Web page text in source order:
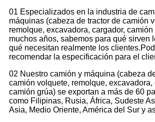
01 Especializados en la industria de
máquinas (cabeza de tractor de camión
remolque, excavadora, cargador,
muchos años, sabemos para qué sirven
qué necesitan realmente los
recomendar la especificación para el
02 Nuestro camión y máquina (cabeza
camión volquete, remolque, excavadora,
camión grúa) se exportan a más de 60
como Filipinas, Rusia, África, Sudeste
Asia, Medio Oriente, América del Sur y